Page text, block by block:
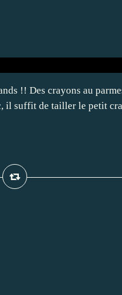
!! Des crayons au
il suffit de tailler le petit